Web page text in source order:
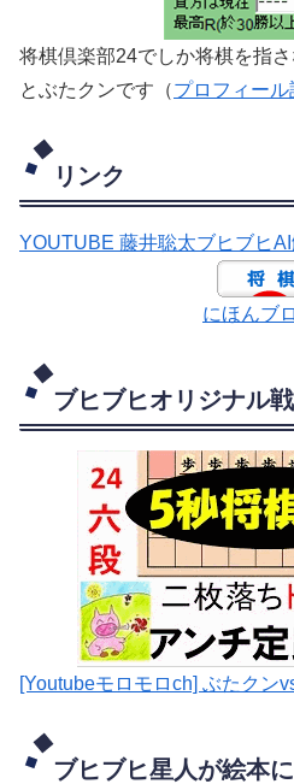
将棋倶楽部24でしか将棋を指
とぶたクンです（プロフィール
リンク
YOUTUBE 藤井聡太ブヒブヒ
にほんブ
ブヒブヒオリジナル
[Youtubeモロモロch] ぶたクン
ブヒブヒ星人が絵本